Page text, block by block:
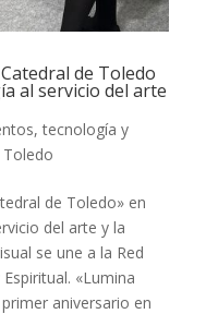
de Toledo
al servicio del arte
tecnología y
Toledo
de Toledo» en
del arte y la
se une a la Red
«Lumina
aniversario en